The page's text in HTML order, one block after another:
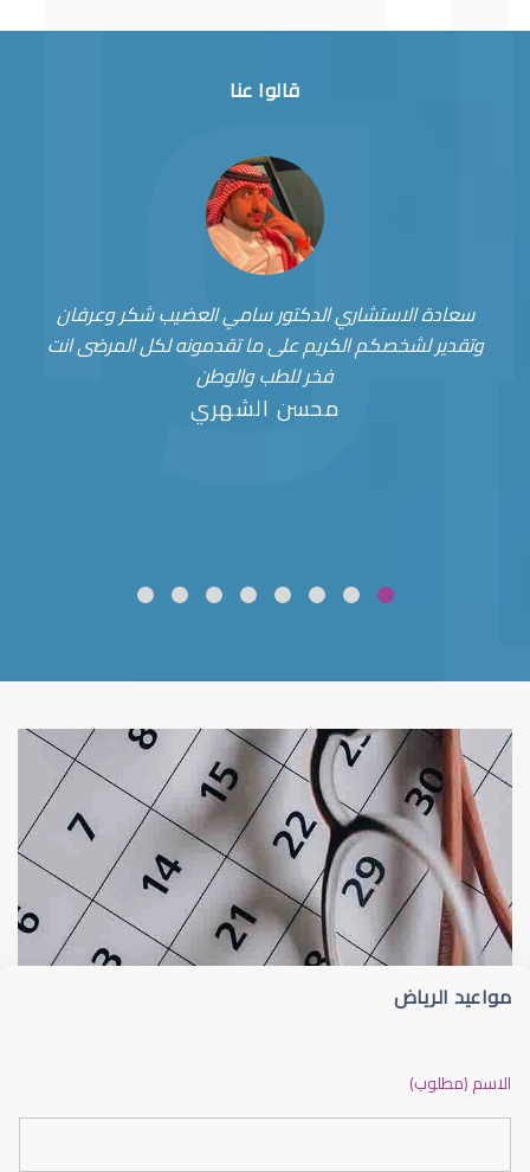
قالوا عنا
سعادة الاستشاري الدكتور سامي العضيب شكر وعرفان
وتقدير لشخصكم الكريم على ما تقدمونه لكل المرضى انت
فخر للطب والوطن
محسن الشهري
قلوبال لرعاية العين ضعف نظر
مواعيد الرياض
الاسم (مطلوب)